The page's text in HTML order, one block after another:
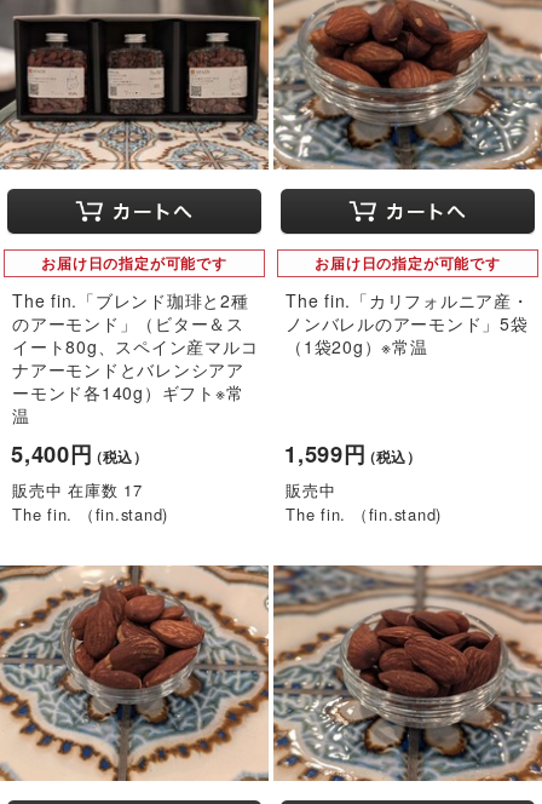
お届け日の指定が可能です
The fin.「ブレンド珈琲と2種
のアーモンド」（ビター＆ス
イート80g、スペイン産マルコ
ナアーモンドとバレンシアア
ーモンド各140g）ギフト※常
温
5,400円（税込）
販売中 在庫数 17
The fin. （fin.stand)
お届け日の指定が可能です
The fin.「カリフォルニア産・
ノンバレルのアーモンド」5袋
（1袋20g）※常温
1,599円（税込）
販売中
The fin. （fin.stand)